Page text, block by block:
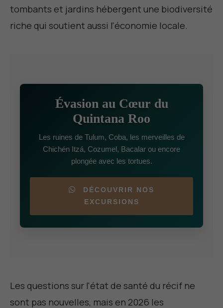
tombants et jardins hébergent une biodiversité
riche qui soutient aussi l'économie locale.
Évasion au Cœur du
Quintana Roo
Les ruines de Tulum, Coba, les merveilles de
Chichén Itzá, Cozumel, Bacalar ou encore
plongée avec les tortues.
DÉCOUVRIR NOS
EXCURSIONS
Les questions sur l'état de santé du récif ne
sont pas nouvelles, mais en 2026 les